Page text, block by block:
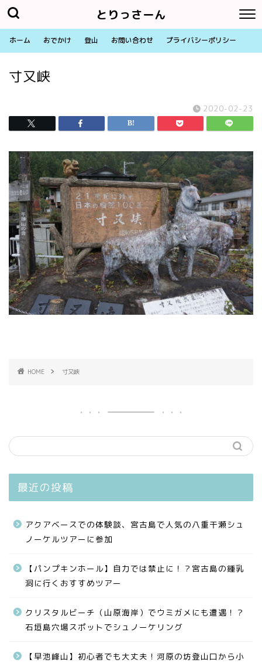
とりっさーん
ホーム おでかけ 登山 お問い合わせ プライバシーポリシー
寸又峡
2020-02-23
HOME 寸又峡
最近の投稿
アクアベースでの体験談、宮古島で人気の八重干瀬シュ
ノーケルツアーに参加
【パンプキンホール】自力では禁止に！？宮古島の鍾乳
洞に行くおすすめツアー
クリスタルビーチ（山原海岸）でウミガメにも遭遇！？
石垣島穴場スポットでシュノーケリング
【早池峰山】初心者でも大丈夫！河原の坊登山口から小